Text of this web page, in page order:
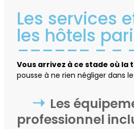
Les services
les hôtels
Vous arrivez à ce stade où la
pousse à ne rien négliger dans
Les
professionnel